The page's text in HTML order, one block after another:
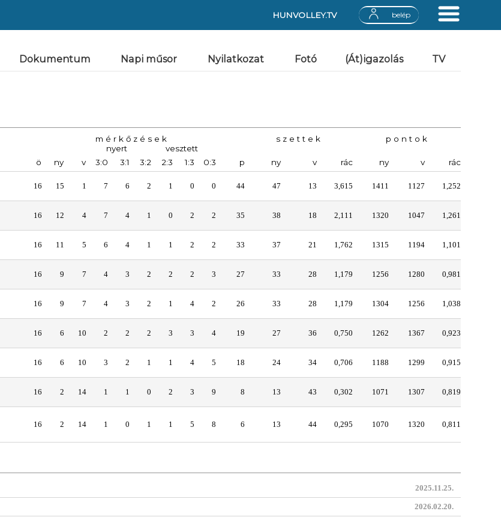
HUNVOLLEY.TV belép
Dokumentum Napi műsor Nyilatkozat Fotó (Át)igazolás TV
m é r k ő z é s e k s z e t t e k
p o n t o k
nyert
vesztett
ö ny v 3:0 3:1 3:2 2:3 1:3 0:3 p ny v rác ny v rác
16 15 1 7 6 2 1 0 0 44 47 13 3,615 1411 1127 1,252
16 12 4 7 4 1 0 2 2 35 38 18 2,111 1320 1047 1,261
16 11 5 6 4 1 1 2 2 33 37 21 1,762 1315 1194 1,101
16 9 7 4 3 2 2 2 3 27 33 28 1,179 1256 1280 0,981
16 9 7 4 3 2 1 4 2 26 33 28 1,179 1304 1256 1,038
16 6 10 2 2 2 3 3 4 19 27 36 0,750 1262 1367 0,923
16 6 10 3 2 1 1 4 5 18 24 34 0,706 1188 1299 0,915
16 2 14 1 1 0 2 3 9 8 13 43 0,302 1071 1307 0,819
16 2 14 1 0 1 1 5 8 6 13 44 0,295 1070 1320 0,811
2025.11.25.
2026.02.20.